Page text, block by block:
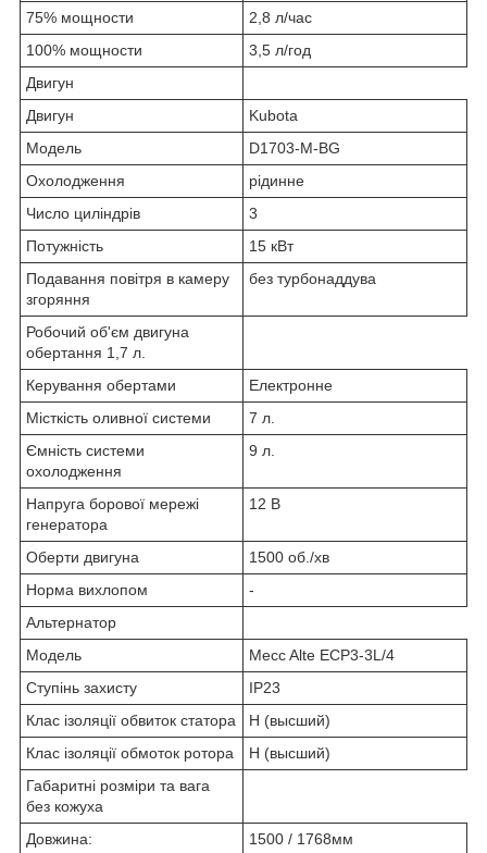
75% мощности
2,8 л/час
100% мощности
3,5 л/год
Двигун
Двигун
Kubota
Модель
D1703-M-BG
Охолодження
рідинне
Число циліндрів
3
Потужність
15 кВт
Подавання повітря в камеру
згоряння
без турбонаддува
Робочий об'єм двигуна
обертання 1,7 л.
Керування обертами
Електронне
Місткість оливної системи
7 л.
Ємність системи
охолодження
9 л.
Напруга борової мережі
генератора
12 В
Оберти двигуна
1500 об./хв
Норма вихлопом
-
Альтернатор
Модель
Mecc Alte ECP3-3L/4
Ступінь захисту
IP23
Клас ізоляції обвиток статора
Н (высший)
Клас ізоляції обмоток ротора
Н (высший)
Габаритні розміри та вага
без кожуха
Довжина:
1500 / 1768мм